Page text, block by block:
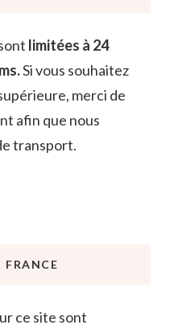
limitées à 24
Si vous souhaitez
merci de
afin que nous
transport.
FRANCE
ce site sont